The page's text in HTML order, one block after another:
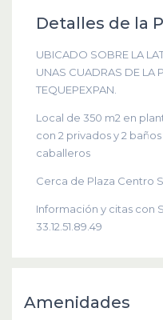
Detalles de la
UBICADO SOBRE LA
UNAS CUADRAS DE LA
TEQUEPEXPAN.
Local de 350 m2 en
con 2 privados y 2
caballeros
Cerca de Plaza Centro
Información y citas con
33.12.51.89.49
Amenidades